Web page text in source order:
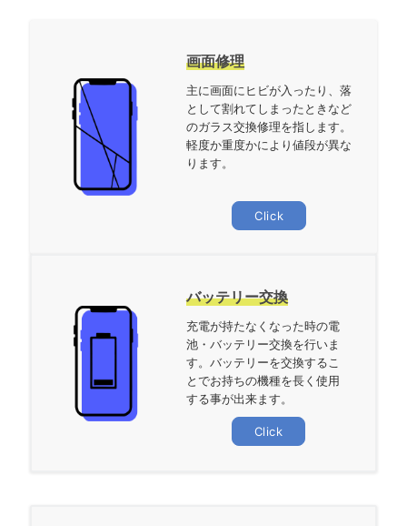
画面修理
主に画面にヒビが入ったり、落
として割れてしまったときなど
のガラス交換修理を指します。
軽度か重度かにより値段が異な
ります。
Click
バッテリー交換
充電が持たなくなった時の電
池・バッテリー交換を行いま
す。バッテリーを交換するこ
とでお持ちの機種を長く使用
する事が出来ます。
Click